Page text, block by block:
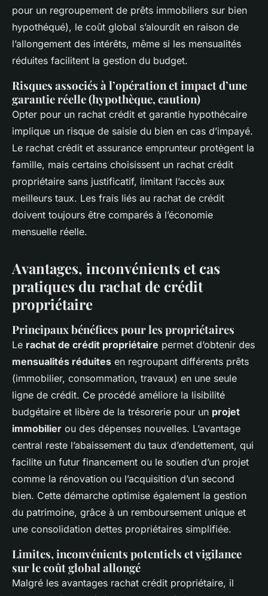
pour un regroupement de prêts immobiliers sur bien
hypothéqué), le coût global s’alourdit en raison de
l’allongement des intérêts, même si les mensualités
réduites facilitent la gestion du budget.
Risques associés à l’opération et impact d’une
garantie réelle (hypothèque, caution)
Opter pour un rachat crédit et garantie hypothécaire
implique un risque de saisie du bien en cas d’impayé.
Le rachat crédit et assurance emprunteur protègent la
famille, mais certains choisissent un rachat crédit
propriétaire sans justificatif, limitant l’accès aux
meilleurs taux. Les frais liés au rachat de crédit
doivent toujours être comparés à l’économie
mensuelle réelle.
Avantages, inconvénients et cas
pratiques du rachat de crédit
propriétaire
Principaux bénéfices pour les propriétaires
Le rachat de crédit propriétaire permet d’obtenir des
mensualités réduites en regroupant différents prêts
(immobilier, consommation, travaux) en une seule
ligne de crédit. Ce procédé améliore la lisibilité
budgétaire et libère de la trésorerie pour un projet
immobilier ou des dépenses nouvelles. L’avantage
central reste l’abaissement du taux d’endettement, qui
facilite un futur financement ou le soutien d’un projet
comme la rénovation ou l’acquisition d’un second
bien. Cette démarche optimise également la gestion
du patrimoine, grâce à un remboursement unique et
une consolidation dettes propriétaires simplifiée.
Limites, inconvénients potentiels et vigilance
sur le coût global allongé
Malgré les avantages rachat crédit propriétaire, il